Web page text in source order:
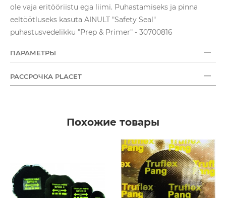
ole vaja eritööriistu ega liimi. Puhastamiseks ja pinna
eeltöötluseks kasuta AINULT "Safety Seal"
puhastusvedelikku "Prep & Primer" - 30700816
ПАРАМЕТРЫ
РАССРОЧКА PLACET
Похожие товары